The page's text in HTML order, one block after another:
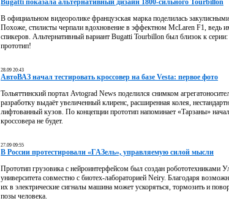
Bugatti показала альтернативный дизайн 1800-сильного Tourbillon
В официальном видеоролике французская марка поделилась
Похоже, стилисты черпали вдохновение в эффектном McLaren F1, ведь
спикеров. Альтернативный вариант Bugatti Tourbillon был близок к
прототип!
28.09 20:43
АвтоВАЗ начал тестировать кроссовер на базе Vesta: первое фото
Тольяттинский портал Avtograd News поделился снимком
разработку выдаёт увеличенный клиренс, расширенная колея,
лифтованный кузов. По концепции прототип напоминает «Тарзаны»
кроссовера не будет.
27.09 09:55
В России протестировали «ГАЗель», управляемую силой мысли
Прототип грузовика с нейроинтерфейсом был создан робототехниками
университета совместно с биотех-лабораторией Neiry. Благодаря
их в электрические сигналы машина может ускоряться, тормозить и
позы человека.